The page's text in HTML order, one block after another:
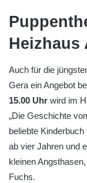
Heizhaus
Auch für die
Gera ein Angebot
15.00 Uhr wird im
„Die Geschichte
beliebte
ab vier Jahren und
kleinen
Fuchs.